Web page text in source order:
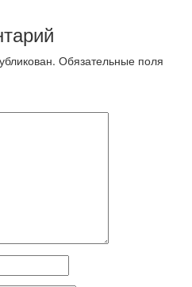
Обязательные поля